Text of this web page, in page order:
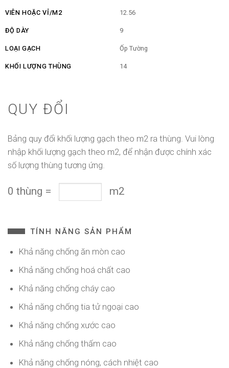
VIÊN HOẶC VỈ/M2 12.56
ĐỘ DÀY 9
LOẠI GẠCH Ốp Tường
KHỐI LƯỢNG THÙNG 14
QUY ĐỔI
Bảng quy đổi khối lượng gạch theo m2 ra thùng. Vui lòng
nhập khối lượng gạch theo m2, để nhận được chính xác
số lượng thùng tương ứng.
0 thùng = m2
TÍNH NĂNG SẢN PHẨM
Khả năng chống ăn mòn cao
Khả năng chống hoá chất cao
Khả năng chống cháy cao
Khả năng chống tia tử ngoại cao
Khả năng chống xước cao
Khả năng chống thấm cao
Khả năng chống nóng, cách nhiệt cao